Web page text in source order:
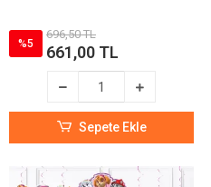
%5
696,50 TL
661,00 TL
Sepete Ekle